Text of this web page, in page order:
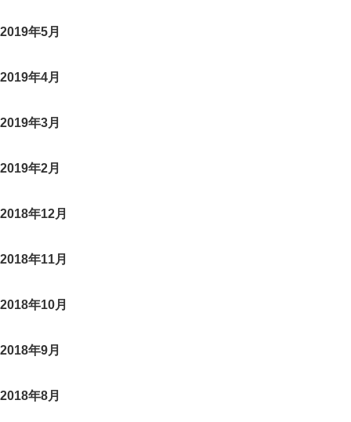
2019年5月
2019年4月
2019年3月
2019年2月
2018年12月
2018年11月
2018年10月
2018年9月
2018年8月